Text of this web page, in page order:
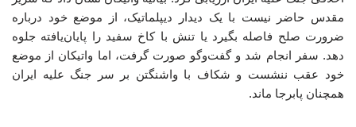
مقدس حاضر نیست با یک دیدار دیپلماتیک، از موضع خود درباره
ضرورت صلح فاصله بگیرد یا تنش با کاخ سفید را پایان‌یافته جلوه
دهد. سفر انجام شد و گفت‌وگو صورت گرفت، اما واتیکان از موضع
خود عقب ننشست و شکاف با واشنگتن بر سر جنگ علیه ایران
همچنان پابرجا ماند.